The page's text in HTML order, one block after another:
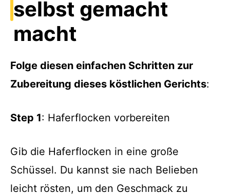
selbst gemacht
macht
Folge diesen einfachen Schritten zur
Zubereitung dieses köstlichen Gerichts:
Step 1: Haferflocken vorbereiten
Gib die Haferflocken in eine große
Schüssel. Du kannst sie nach Belieben
leicht rösten, um den Geschmack zu